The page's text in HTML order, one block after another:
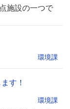
施設の一つで
環境課
す！
環境課